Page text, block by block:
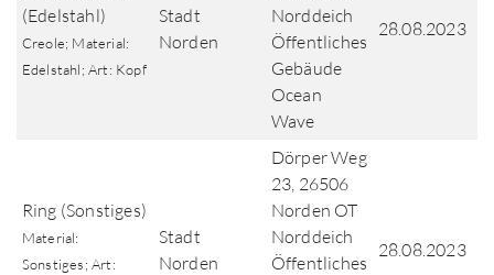
(Edelstahl)
Creole; Material:
Edelstahl; Art: Kopf
Stadt
Norden
Norddeich
Öffentliches
Gebäude
Ocean
Wave
28.08.2023
Ring (Sonstiges)
Material:
Sonstiges; Art:
Stadt
Norden
Dörper Weg
23, 26506
Norden OT
Norddeich
Öffentliches
28.08.2023